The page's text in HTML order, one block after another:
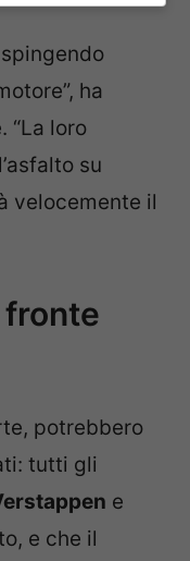
ha
“La loro
su
velocemente il
fronte
potrebbero
tutti gli
e
e che il